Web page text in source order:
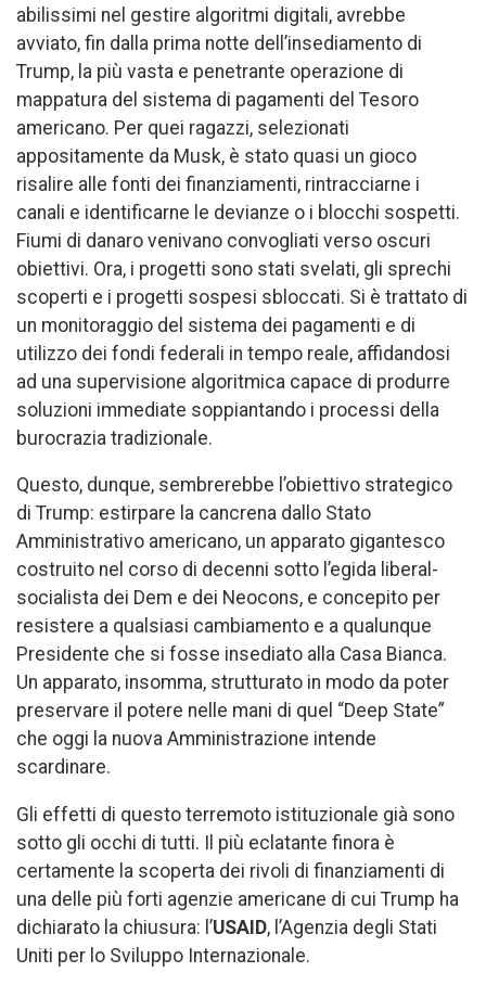
abilissimi nel gestire algoritmi digitali, avrebbe
avviato, fin dalla prima notte dell’insediamento di
Trump, la più vasta e penetrante operazione di
mappatura del sistema di pagamenti del Tesoro
americano. Per quei ragazzi, selezionati
appositamente da Musk, è stato quasi un gioco
risalire alle fonti dei finanziamenti, rintracciarne i
canali e identificarne le devianze o i blocchi sospetti.
Fiumi di danaro venivano convogliati verso oscuri
obiettivi. Ora, i progetti sono stati svelati, gli sprechi
scoperti e i progetti sospesi sbloccati. Si è trattato di
un monitoraggio del sistema dei pagamenti e di
utilizzo dei fondi federali in tempo reale, affidandosi
ad una supervisione algoritmica capace di produrre
soluzioni immediate soppiantando i processi della
burocrazia tradizionale.
Questo, dunque, sembrerebbe l’obiettivo strategico
di Trump: estirpare la cancrena dallo Stato
Amministrativo americano, un apparato gigantesco
costruito nel corso di decenni sotto l’egida liberal-
socialista dei Dem e dei Neocons, e concepito per
resistere a qualsiasi cambiamento e a qualunque
Presidente che si fosse insediato alla Casa Bianca.
Un apparato, insomma, strutturato in modo da poter
preservare il potere nelle mani di quel “Deep State”
che oggi la nuova Amministrazione intende
scardinare.
Gli effetti di questo terremoto istituzionale già sono
sotto gli occhi di tutti. Il più eclatante finora è
certamente la scoperta dei rivoli di finanziamenti di
una delle più forti agenzie americane di cui Trump ha
dichiarato la chiusura: l’USAID, l’Agenzia degli Stati
Uniti per lo Sviluppo Internazionale.